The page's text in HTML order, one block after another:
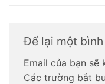
Để lại một bình
Email của bạn sẽ
Các trường bắt